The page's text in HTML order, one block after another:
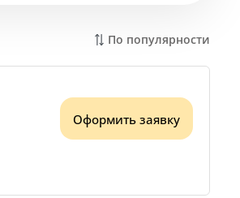
По популярности
Оформить заявку